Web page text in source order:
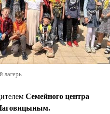
лагерь
Семейного центра